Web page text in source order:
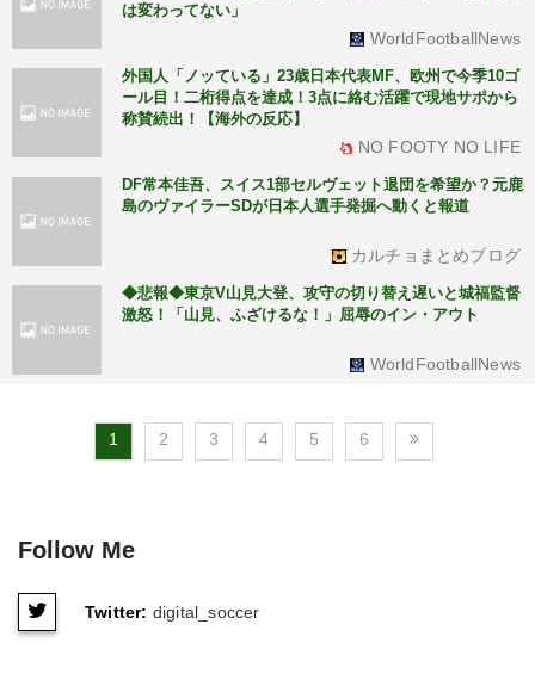
は変わってない」
WorldFootballNews
外国人「ノッている」23歳日本代表MF、欧州で今季10ゴ
ール目！二桁得点を達成！3点に絡む活躍で現地サポから
称賛続出！【海外の反応】
NO FOOTY NO LIFE
DF常本佳吾、スイス1部セルヴェット退団を希望か？元鹿
島のヴァイラーSDが日本人選手発掘へ動くと報道
カルチョまとめブログ
◆悲報◆東京V山見大登、攻守の切り替え遅いと城福監督
激怒！「山見、ふざけるな！」屈辱のイン・アウト
WorldFootballNews
1 2 3 4 5 6
Follow Me
Twitter: digital_soccer